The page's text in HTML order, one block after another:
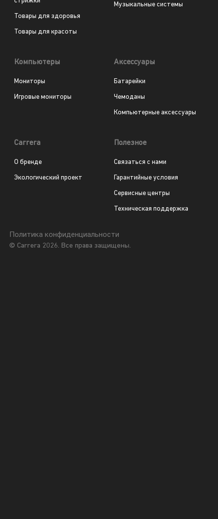
Товары для здоровья
Товары для красоты
Музыкальные системы
Компьютеры
Мониторы
Игровые мониторы
Аксессуары
Батарейки
Чемоданы
Компьютерные аксессуары
Carrera
О бренде
Экологический проект
Полезное
Связаться с нами
Гарантийные условия
Сервисные центры
Техническая поддержка
© Carrera 2026. Все права защищены.
Политика конфиденциальности